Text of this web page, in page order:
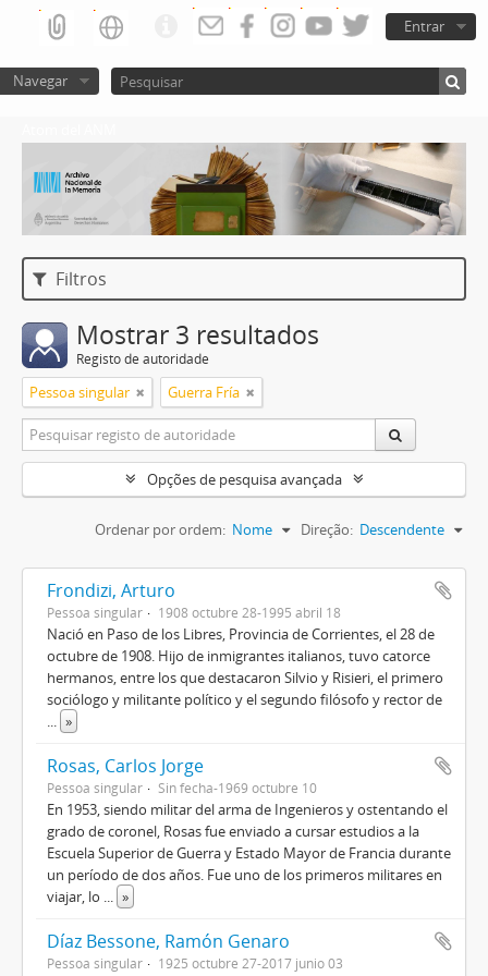
Entrar
Navegar
Filtros
Mostrar 3 resultados
Registo de autoridade
Pessoa singular Guerra Fría
Opções de pesquisa avançada
Ordenar por ordem: Nome Direção: Descendente
Frondizi, Arturo
Pessoa singular 1908 octubre 28-1995 abril 18
Nació en Paso de los Libres, Provincia de Corrientes, el 28 de
octubre de 1908. Hijo de inmigrantes italianos, tuvo catorce
hermanos, entre los que destacaron Silvio y Risieri, el primero
sociólogo y militante político y el segundo filósofo y rector de
... »
Rosas, Carlos Jorge
Pessoa singular Sin fecha-1969 octubre 10
En 1953, siendo militar del arma de Ingenieros y ostentando el
grado de coronel, Rosas fue enviado a cursar estudios a la
Escuela Superior de Guerra y Estado Mayor de Francia durante
un período de dos años. Fue uno de los primeros militares en
viajar, lo ... »
Díaz Bessone, Ramón Genaro
Pessoa singular 1925 octubre 27-2017 junio 03